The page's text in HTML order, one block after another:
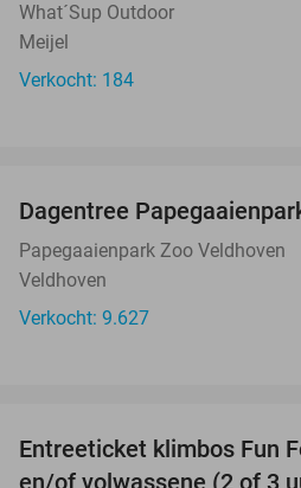
What´Sup Outdoor
Meijel
Verkocht: 184
Dagentree
Papegaaienpark Zoo Veldhoven
Veldhoven
Verkocht: 9.627
Entreeticket klimbos Fun
en/of volwassene (2 of 3